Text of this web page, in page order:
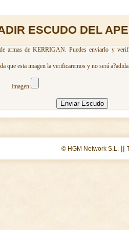
ESCUDO DEL
armas de KERRIGAN. Puedes enviarlo y
que esta imagen la verificaremos y no será
Imagen:
© HGM Network S.L. ||